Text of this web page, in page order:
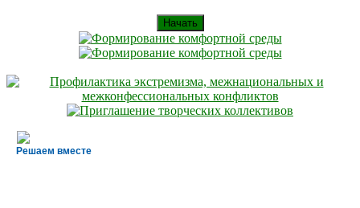
Начать
Решаем вместе